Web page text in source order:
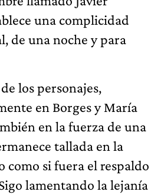
una complicidad
de una noche y para
los personajes,
en Borges y María
en la fuerza de una
tallada en la
como si fuera el respaldo
lamentando la lejanía